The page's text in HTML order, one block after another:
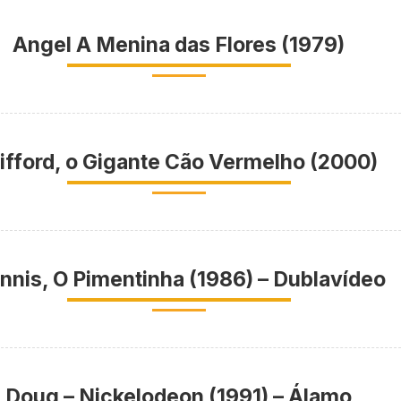
Angel A Menina das Flores (1979)
o Gigante Cão Vermelho (2000)
O Pimentinha (1986) – Dublavídeo